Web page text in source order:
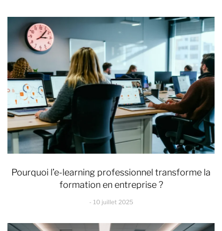
Pourquoi l’e-learning professionnel transforme la
formation en entreprise ?
10 juillet 2025